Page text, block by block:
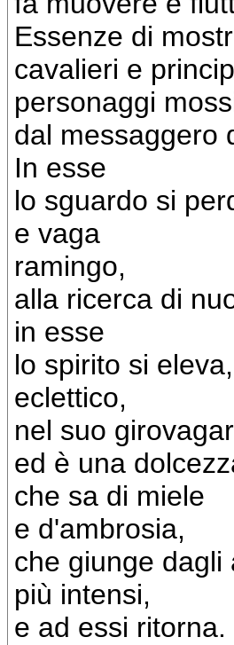
Essenze di
cavalieri e
personaggi
dal messaggero
In esse
lo sguardo si
e vaga
ramingo,
alla ricerca di
in esse
lo spirito si eleva,
eclettico,
nel suo
ed è una
che sa di miele
e d'ambrosia,
che giunge dagli
più intensi,
e ad essi ritorna.